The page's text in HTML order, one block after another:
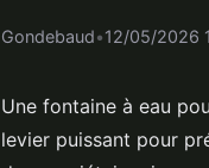
Gondebaud•12/05/2026
Une fontaine à eau
levier puissant pour